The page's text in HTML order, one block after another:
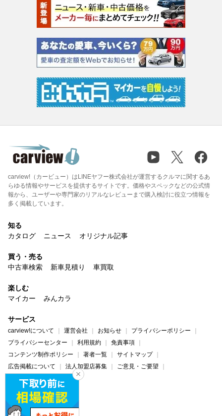
carview!（カービュー）はLINEヤフー株式会社が運営するクルマに関するあ
らゆる情報やサービスを提供するサイトです。価格やスペックなどの公式情
報から、ユーザーや専門家のリアルなレビューまで購入検討に役立つ情報を
多く掲載しています。
知る
カタログ
ニュース オリジナル記事
買う・売る
中古車検索
新車見積り 車買取
楽しむ
マイカー
みんカラ
サービス
carview!について 運営会社 お知らせ
プライバシーポリシー
プライバシーセンター
利用規約
免責事項
コンテンツ制作ポリシー
著者一覧
サイトマップ
広告掲載について
法人加盟店募集
ご意見・ご要望
ヘルプ・お問い合わせ
carview! Yahoo! JAPAN